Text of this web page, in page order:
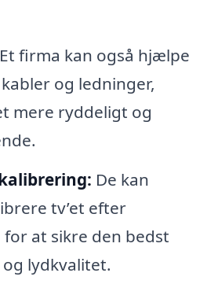
Et firma kan også hjælpe
og ledninger,
mere ryddeligt og
De kan
tv’et efter
at sikre den bedst
lydkvalitet.